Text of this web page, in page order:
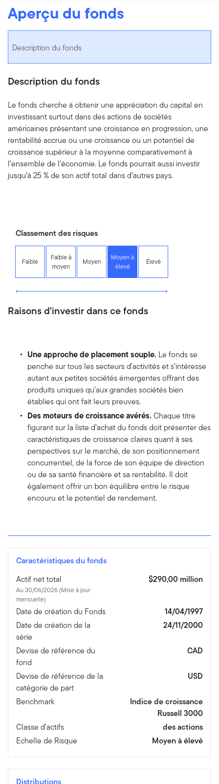
Aperçu du fonds
Description du fonds
Description du fonds
Le fonds cherche à obtenir une appréciation du capital en
investissant surtout dans des actions de sociétés
américaines présentant une croissance en progression, une
rentabilité accrue ou une croissance ou un potentiel de
croissance supérieur à la moyenne comparativement à
l’ensemble de l’économie. Le fonds pourrait aussi investir
jusqu’à 25 % de son actif total dans d’autres pays.
Classement des risques
Faible
Faible à
moyen
Moyen
Moyen à
élevé
Élevé
Raisons d'investir dans ce fonds
Une approche de placement souple. Le fonds se
penche sur tous les secteurs d’activités et s’intéresse
autant aux petites sociétés émergentes offrant des
produits uniques qu’aux grandes sociétés bien
établies qui ont fait leurs preuves.
Des moteurs de croissance avérés. Chaque titre
figurant sur la liste d’achat du fonds doit présenter des
caractéristiques de croissance claires quant à ses
perspectives sur le marché, de son positionnement
concurrentiel, de la force de son équipe de direction
ou de sa santé financière et sa rentabilité. Il doit
également offrir un bon équilibre entre le risque
encouru et le potentiel de rendement.
Caractéristiques du fonds
Actif net total
Au 30/06/2026 (Mise à jour
mensuelle)
$290,00 million
Date de création du Fonds
14/04/1997
Date de création de la
série
24/11/2000
Devise de référence du
fond
CAD
Devise de référence de la
catégorie de part
USD
Benchmark
Indice de croissance
Russell 3000
Classe d’actifs
des actions
Echelle de Risque
Moyen à élevé
Distributions